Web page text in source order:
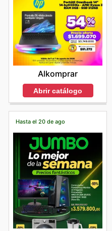
Alkomprar
Abrir catálogo
Hasta el 20 de ago